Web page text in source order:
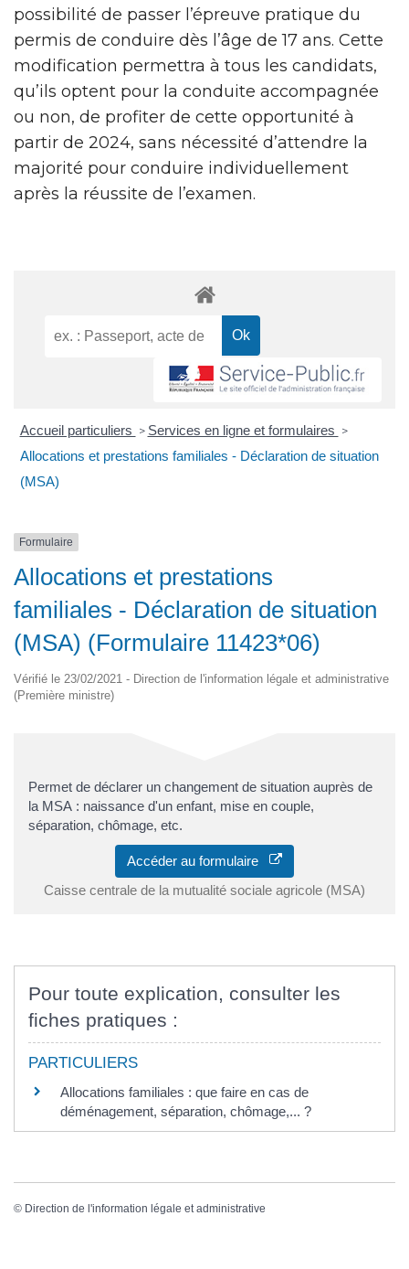
possibilité de passer l’épreuve pratique du
permis de conduire dès l’âge de 17 ans. Cette
modification permettra à tous les candidats,
qu’ils optent pour la conduite accompagnée
ou non, de profiter de cette opportunité à
partir de 2024, sans nécessité d’attendre la
majorité pour conduire individuellement
après la réussite de l’examen.
Accueil particuliers > Services en ligne et formulaires >
Allocations et prestations familiales - Déclaration de situation
(MSA)
Formulaire
Allocations et prestations
familiales - Déclaration de situation
(MSA) (Formulaire 11423*06)
Vérifié le 23/02/2021 - Direction de l'information légale et administrative
(Première ministre)
Permet de déclarer un changement de situation auprès de
la MSA : naissance d'un enfant, mise en couple,
séparation, chômage, etc.
Accéder au formulaire
Caisse centrale de la mutualité sociale agricole (MSA)
Pour toute explication, consulter les
fiches pratiques :
PARTICULIERS
Allocations familiales : que faire en cas de
déménagement, séparation, chômage,... ?
© Direction de l'information légale et administrative